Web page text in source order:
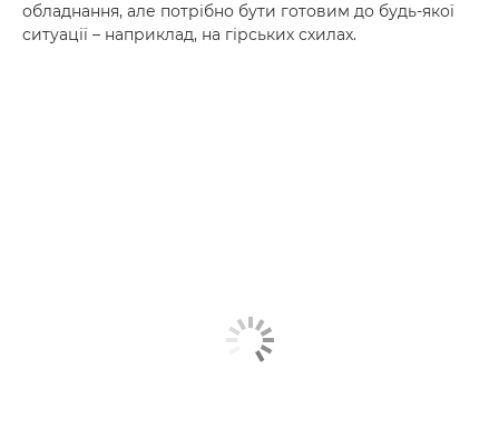
обладнання, але потрібно бути готовим до будь-якої
ситуації – наприклад, на гірських схилах.